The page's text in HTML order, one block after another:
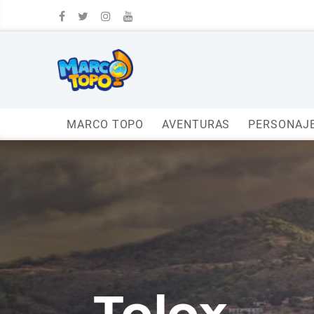
MARCO TOPO AVENTURAS